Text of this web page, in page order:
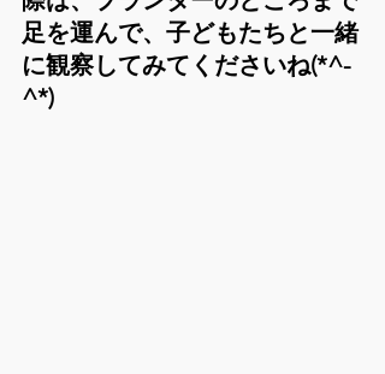
足を運んで、子どもたちと一緒
に観察してみてくださいね(*^-
^*)